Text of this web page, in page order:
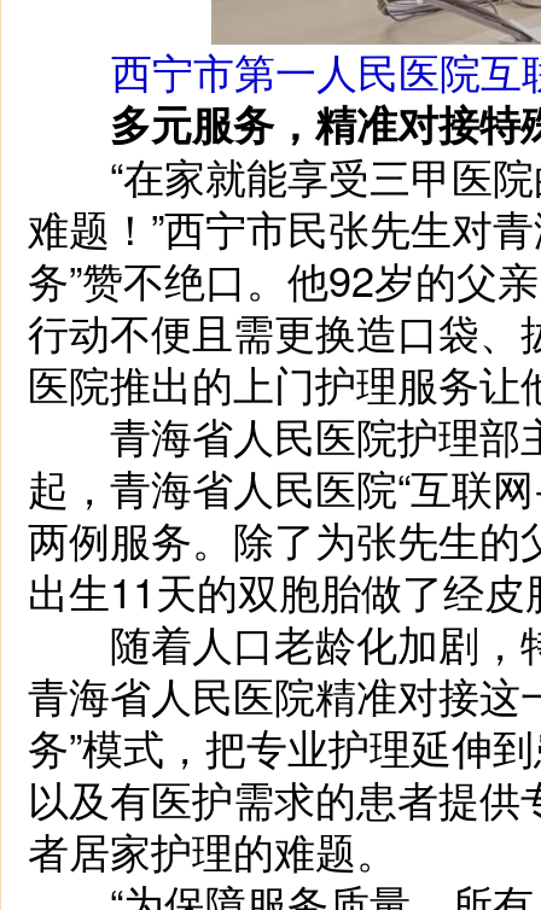
西宁市第一人民医院
多元服务，精准对接特
“在家就能享受三甲医院
难题！”西宁市民张先生对
务”赞不绝口。他92岁的父
行动不便且需更换造口袋
医院推出的上门护理服务
青海省人民医院护理部
起，青海省人民医院“互联
两例服务。除了为张先生
出生11天的双胞胎做了经
随着人口老龄化加剧，
青海省人民医院精准对接这
务”模式，把专业护理延伸
以及有医护需求的患者提
者居家护理的难题。